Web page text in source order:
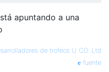
apuntando a una
de trofeos U CO. Ltd
fuente